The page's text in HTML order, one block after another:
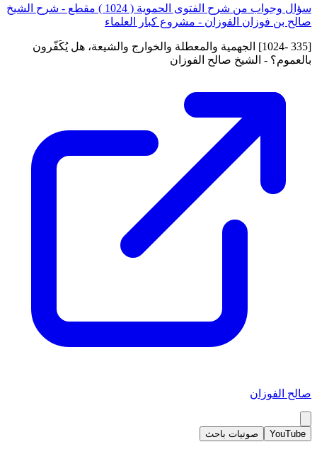
سؤال وجواب من شرح الفتوى الحموية ( 1024 ) مقطع - شرح الشيخ
صالح بن فوزان الفوزان - مشروع كبار العلماء
[335 -1024] الجهمية والمعطلة والخوارج والشيعة، هل يُكَفّرون
بالعموم؟ - الشيخ صالح الفوزان
صالح الفوزان
YouTube صوتيات باحث